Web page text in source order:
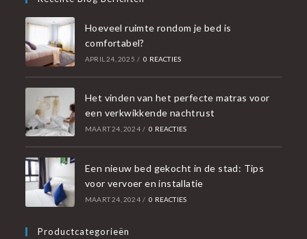
Hoeveel ruimte rondom je bed is
comfortabel?
APRIL 24, 2025 / 0 REACTIES
Het vinden van het perfecte matras voor
een verkwikkende nachtrust
MAART 24, 2024 / 0 REACTIES
Een nieuw bed gekocht in de stad: Tips
voor vervoer en installatie
MAART 24, 2024 / 0 REACTIES
Productcategorieën